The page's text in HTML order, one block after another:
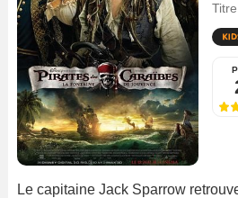
Le capitaine Jack Sparrow